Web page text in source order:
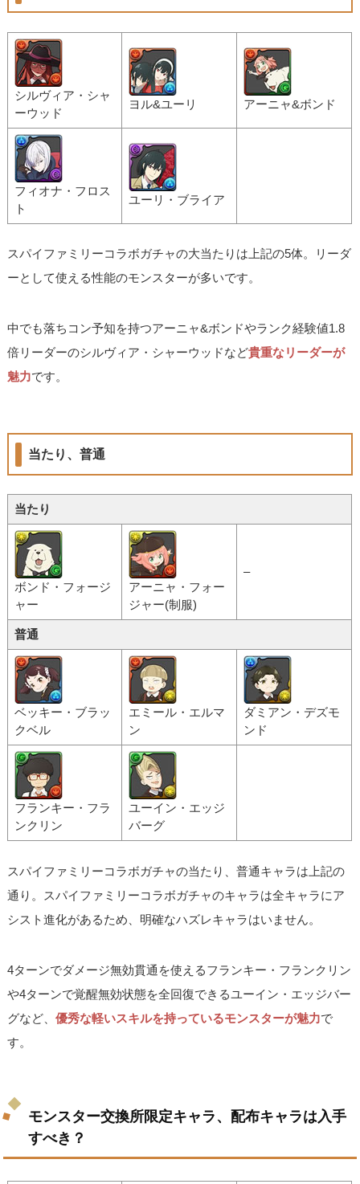
シルヴィア・シャ
ーウッド
ヨル&ユーリ アーニャ&ボンド
フィオナ・フロス
ト
ユーリ・ブライア
スパイファミリーコラボガチャの大当たりは上記の5体。リーダ
ーとして使える性能のモンスターが多いです。
中でも落ちコン予知を持つアーニャ&ボンドやランク経験値1.8
倍リーダーのシルヴィア・シャーウッドなど貴重なリーダーが
魅力です。
当たり、普通
当たり
ボンド・フォージ
ャー
アーニャ・フォー
ジャー(制服)
–
普通
ベッキー・ブラッ
クベル
エミール・エルマ
ン
ダミアン・デズモ
ンド
フランキー・フラ
ンクリン
ユーイン・エッジ
バーグ
スパイファミリーコラボガチャの当たり、普通キャラは上記の
通り。スパイファミリーコラボガチャのキャラは全キャラにア
シスト進化があるため、明確なハズレキャラはいません。
4ターンでダメージ無効貫通を使えるフランキー・フランクリン
や4ターンで覚醒無効状態を全回復できるユーイン・エッジバー
グなど、優秀な軽いスキルを持っているモンスターが魅力で
す。
モンスター交換所限定キャラ、配布キャラは入手
すべき？